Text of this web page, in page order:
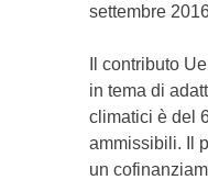
settembre
Il contributo
in tema di
climatici è del
ammissibili. Il
un